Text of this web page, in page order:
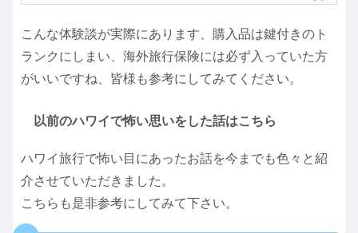
こんな体験談が実際にあります、購入品は鍵付きのト
ランクにしまい、海外旅行保険には必ず入っていた方
がいいですね、皆様も参考にしてみてください。
以前のハワイで怖い思いをした話はこちら
ハワイ旅行で怖い目にあったお話を今までも色々と紹
介させていただきました。
こちらも是非参考にしてみて下さい。